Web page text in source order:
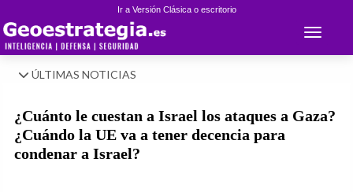
Ir a Versión Clásica o escritorio
Toggle
ÚLTIMAS NOTICIAS
¿Cuánto le cuestan a Israel los ataques a Gaza?
¿Cuándo la UE va a tener decencia para
condenar a Israel?